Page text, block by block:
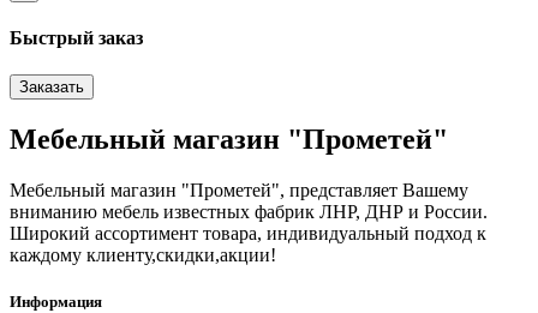
Быстрый заказ
Заказать
Мебельный магазин "Прометей"
Мебельный магазин "Прометей", представляет Вашему
вниманию мебель известных фабрик ЛНР, ДНР и России.
Широкий ассортимент товара, индивидуальный подход к
каждому клиенту,скидки,акции!
Информация